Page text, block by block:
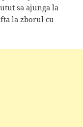
sa ajunga la
la zborul cu